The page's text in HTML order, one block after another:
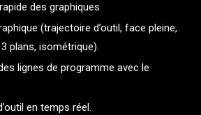
des graphiques.
(trajectoire d’outil, face pleine,
plans, isométrique).
lignes de programme avec le
en temps réel.